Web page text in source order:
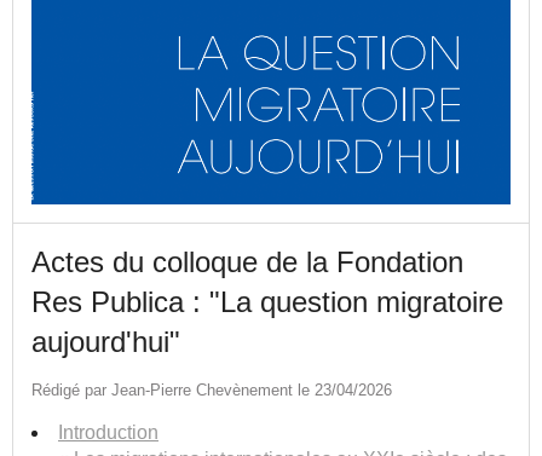
Actes du colloque de la Fondation
Res Publica : "La question migratoire
aujourd'hui"
Rédigé par Jean-Pierre Chevènement le 23/04/2026
Introduction